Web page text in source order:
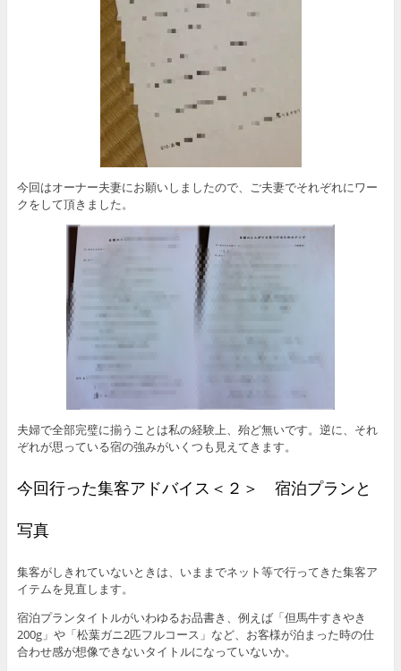
今回はオーナー夫妻にお願いしましたので、ご夫妻でそれぞれにワー
クをして頂きました。
夫婦で全部完璧に揃うことは私の経験上、殆ど無いです。逆に、それ
ぞれが思っている宿の強みがいくつも見えてきます。
今回行った集客アドバイス＜２＞ 宿泊プランと
写真
集客がしきれていないときは、いままでネット等で行ってきた集客ア
イテムを見直します。
宿泊プランタイトルがいわゆるお品書き、例えば「但馬牛すきやき
200g」や「松葉ガニ2匹フルコース」など、お客様が泊まった時の仕
合わせ感が想像できないタイトルになっていないか。